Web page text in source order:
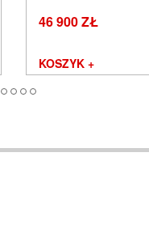
46 900 ZŁ
KOSZYK +